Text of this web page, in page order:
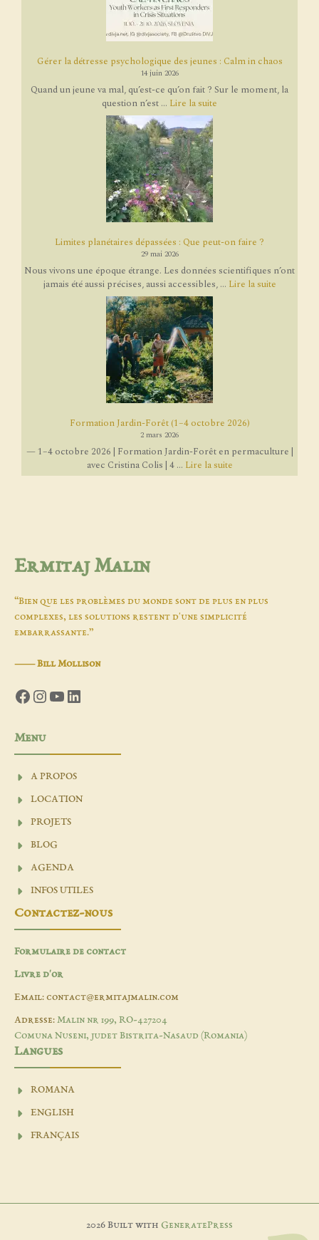
Gérer la détresse psychologique des jeunes : Calm in chaos
14 juin 2026
Quand un jeune va mal, qu’est-ce qu’on fait ? Sur le moment, la
question n’est ... Lire la suite
Limites planétaires dépassées : Que peut-on faire ?
29 mai 2026
Nous vivons une époque étrange. Les données scientifiques n’ont
jamais été aussi précises, aussi accessibles, ... Lire la suite
Formation Jardin-Forêt (1–4 octobre 2026)
2 mars 2026
— 1–4 octobre 2026 | Formation Jardin-Forêt en permaculture |
avec Cristina Colis | 4 ... Lire la suite
Ermitaj Malin
“Bien que les problèmes du monde sont de plus en plus
complexes, les solutions restent d'une simplicité
embarrassante.”
―Bill Mollison
Facebook
Instagram
YouTube
LinkedIn
Menu
A PROPOS
LOCATION
PROJETS
BLOG
AGENDA
INFOS UTILES
Contactez-nous
Formulaire de contact
Livre d'or
Email: contact@ermitajmalin.com
Adresse: Malin nr 199, RO-427204
Comuna Nuseni, judet Bistrita-Nasaud (Romania)
Langues
ROMANA
ENGLISH
FRANÇAIS
2026 Built with GeneratePress